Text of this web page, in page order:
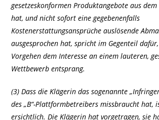
gesetzeskonformen Produktangebote aus
hat, und nicht sofort eine gegebenenfalls
Kostenerstattungsansprüche auslösende
ausgesprochen hat, spricht im Gegenteil
Vorgehen dem Interesse an einem lauteren,
Wettbewerb entsprang.
(3) Dass die Klägerin das sogenannte
des „B“-Plattformbetreibers missbraucht hat,
ersichtlich. Die Klägerin hat vorgetragen, sie